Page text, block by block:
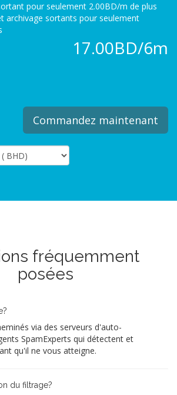
pourseulement 2.00BD/m de plus
archivage sortants pourseulement
17.00BD/6m
Commandez maintenant
fréquemment
posées
via des serveurs d'auto-
SpamExperts qui détectent et
qu'il ne vous atteigne.
du filtrage?